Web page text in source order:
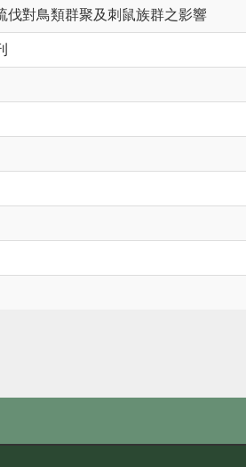
伐對鳥類群聚及刺鼠族群之影響